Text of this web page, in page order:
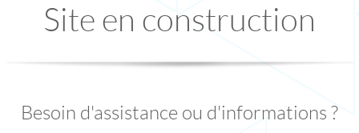
Site en construction
Besoin d'assistance ou d'informations ?